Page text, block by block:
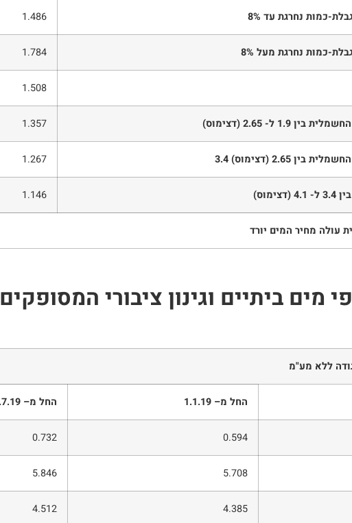
כמות נחרגת עד 8% 1.486
כמות נחרגת מעל 8% 1.784
1.508
ל- 2.65 (דצימוס )
1.357
2.65 (דצימוס) 3.4 1.267
)
1.146
עולה מחיר המים יורד
מים ביתיים וגינון ציבורי
ללא מע"מ
החל מ–
1.1.19 החל מ–
0.594
0.732
5.708
5.846
4.385
4.512